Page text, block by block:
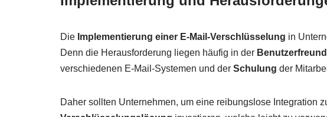
Die Implementierung einer E-Mail-Verschlüsselung in
Denn die Herausforderung liegen häufig in der
verschiedenen E-Mail-Systemen und der Schulung der
Daher sollten Unternehmen, um eine reibungslose Integration